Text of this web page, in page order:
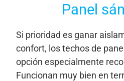
Panel
Si prioridad es ganar
confort, los techos de
opción especialmente
Funcionan muy bien en